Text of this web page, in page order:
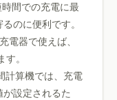
間での充電に最
のに便利です。
電器で使えば、
。
計算機では、充電
設定されるた